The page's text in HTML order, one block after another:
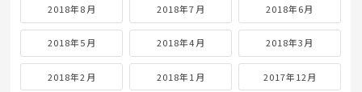
2018年8月 2018年7月 2018年6月
2018年5月 2018年4月 2018年3月
2018年2月 2018年1月 2017年12月